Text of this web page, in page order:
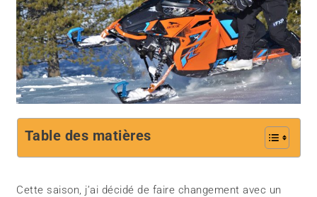
Table des matières
Cette saison, j’ai décidé de faire changement avec un